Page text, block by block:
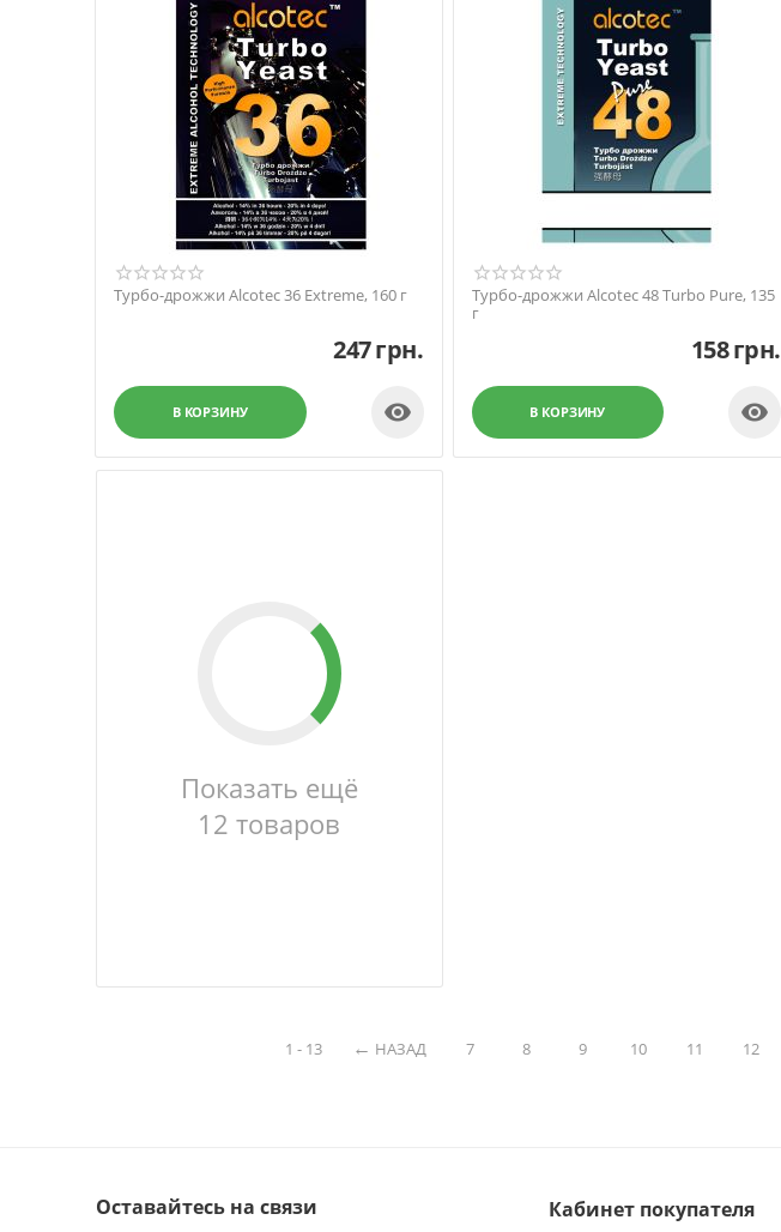
Турбо-дрожжи Alcotec 36 Extreme, 160 г
247грн.
В КОРЗИНУ 
Турбо-дрожжи Alcotec 48 Turbo Pure, 135
г
158грн.
В КОРЗИНУ 
Показать ещё
12 товаров
1 - 13 НАЗАД 7 8 9 10 11 12
Оставайтесь на связи Кабинет покупателя